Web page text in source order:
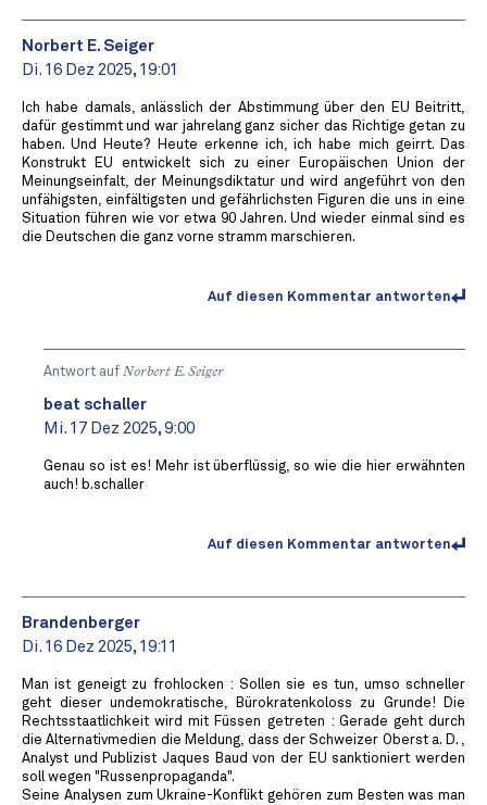
Norbert E. Seiger
Di. 16 Dez 2025, 19:01
Ich habe damals, anlässlich der Abstimmung über den EU Beitritt,
dafür gestimmt und war jahrelang ganz sicher das Richtige getan zu
haben. Und Heute? Heute erkenne ich, ich habe mich geirrt. Das
Konstrukt EU entwickelt sich zu einer Europäischen Union der
Meinungseinfalt, der Meinungsdiktatur und wird angeführt von den
unfähigsten, einfältigsten und gefährlichsten Figuren die uns in eine
Situation führen wie vor etwa 90 Jahren. Und wieder einmal sind es
die Deutschen die ganz vorne stramm marschieren.
Auf diesen Kommentar antworten
Antwort auf Norbert E. Seiger
beat schaller
Mi. 17 Dez 2025, 9:00
Genau so ist es! Mehr ist überflüssig, so wie die hier erwähnten
auch! b.schaller
Auf diesen Kommentar antworten
Brandenberger
Di. 16 Dez 2025, 19:11
Man ist geneigt zu frohlocken : Sollen sie es tun, umso schneller
geht dieser undemokratische, Bürokratenkoloss zu Grunde! Die
Rechtsstaatlichkeit wird mit Füssen getreten : Gerade geht durch
die Alternativmedien die Meldung, dass der Schweizer Oberst a. D. ,
Analyst und Publizist Jaques Baud von der EU sanktioniert werden
soll wegen "Russenpropaganda".
Seine Analysen zum Ukraine-Konflikt gehören zum Besten was man